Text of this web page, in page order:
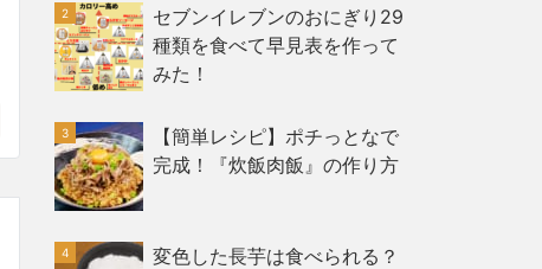
セブンイレブンのおにぎり29
種類を食べて早見表を作って
みた！
【簡単レシピ】ポチっとなで
完成！『炊飯肉飯』の作り方
変色した長芋は食べられる？